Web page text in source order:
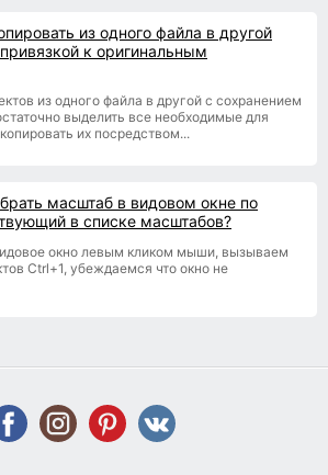
из одного файла в другой
к оригинальным
из одного файла в другой с сохранением
выделить все необходимые для
их посредством...
масштаб в видовом окне по
в списке масштабов?
окно левым кликом мыши, вызываем
Ctrl+1, убеждаемся что окно не